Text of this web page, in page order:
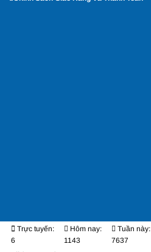
Trực tuyến:
6
Hôm nay:
1143
Tuần này:
7637